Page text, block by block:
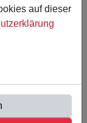
auf dieser